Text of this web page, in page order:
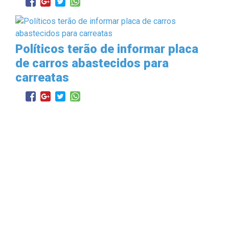
Políticos terão de informar placa
de carros abastecidos para
carreatas